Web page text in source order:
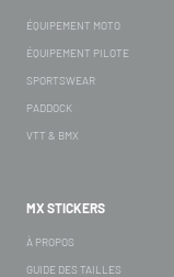
ÉQUIPEMENT MOTO
ÉQUIPEMENT PILOTE
SPORTSWEAR
PADDOCK
VTT & BMX
MX STICKERS
À PROPOS
GUIDE DES TAILLES